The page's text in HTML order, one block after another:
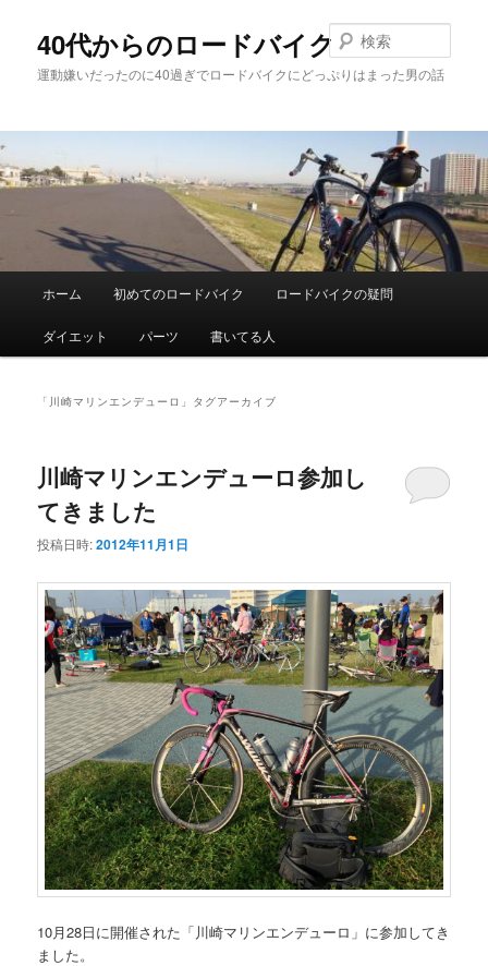
テ
ン
ツ
へ
移
ン
ツ
へ
移
動
40代からのロードバイク
運動嫌いだったのに40過ぎでロードバイクにどっぷりはまった男の話
索
メ
ホーム 初めてのロードバイク ロードバイクの疑問
ダイエット パーツ 書いてる人
「 川崎マリンエンデューロ 」タグアーカイブ
川崎マリンエンデューロ参加し
てきました
投稿日時:2012年11月1日
10月28日に開催された「川崎マリンエンデューロ」に参加してき
ました。